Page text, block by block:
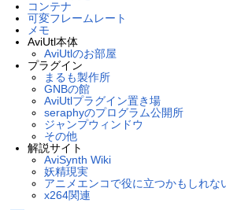
コンテナ
可変フレームレート
メモ
AviUtl本体
AviUtlのお部屋
プラグイン
まるも製作所
GNBの館
AviUtlプラグイン置き場
seraphyのプログラム公開所
ジャンプウィンドウ
その他
解説サイト
AviSynth Wiki
妖精現実
アニメエンコで役に立つかもしれな
x264関連